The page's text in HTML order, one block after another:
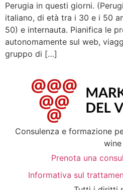
Perugia in questi giorni.
italiano, di età tra i 30 e i 50
50) e internauta. Pianifica le
autonomamente sul web,
gruppo di […]
Consulenza e formazione
wine
Prenota una
Informativa sul